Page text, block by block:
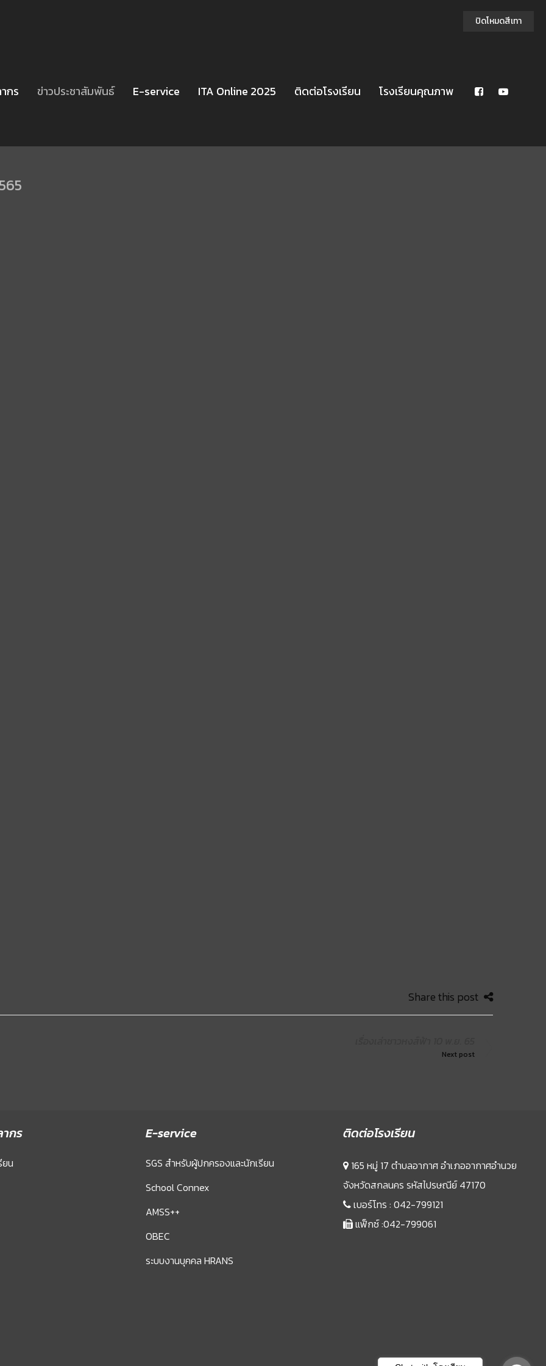
กร ข่าวประชาสัมพันธ์ E-service ITA Online 2025 ติดต่อโรงเรียน โรงเรียนคุณภาพ
Share this post
Next post
กร
ยน
E-service
SGS สำหรับผู้ปกครองและนักเรียน
School Connex
AMSS++
OBEC
ระบบงานบุคคล HRANS
ติดต่อโรงเรียน
165 หมู่ 17 ตำบลอากาศ อำเภออากาศอำนวย
จังหวัดสกลนคร รหัสไปรษณีย์ 47170
เบอร์โทร : 042-799121
แฟ็กซ์ :042-799061
ปิดโหมดสีเทา